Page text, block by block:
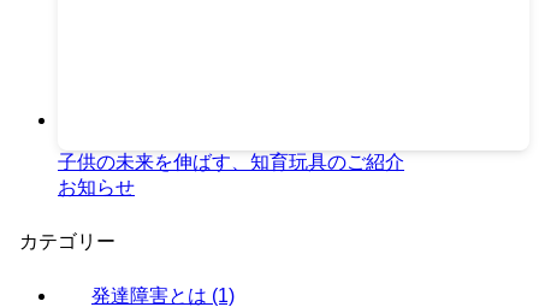
子供の未来を伸ばす、知育玩具のご紹介
お知らせ
カテゴリー
発達障害とは (1)